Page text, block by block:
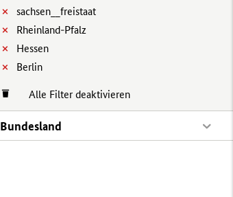
sachsen__freistaat
Rheinland-Pfalz
Hessen
Berlin
Alle Filter deaktivieren
Bundesland